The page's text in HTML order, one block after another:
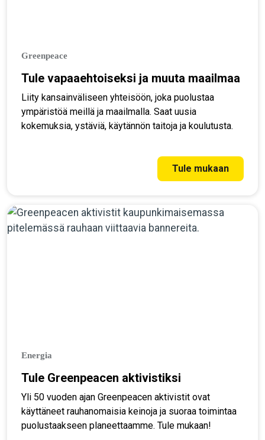
Greenpeace
Tule vapaaehtoiseksi ja muuta maailmaa
Liity kansainväliseen yhteisöön, joka puolustaa
ympäristöä meillä ja maailmalla. Saat uusia
kokemuksia, ystäviä, käytännön taitoja ja koulutusta.
Tule mukaan
Energia
Tule Greenpeacen aktivistiksi
Yli 50 vuoden ajan Greenpeacen aktivistit ovat
käyttäneet rauhanomaisia keinoja ja suoraa toimintaa
puolustaakseen planeettaamme. Tule mukaan!